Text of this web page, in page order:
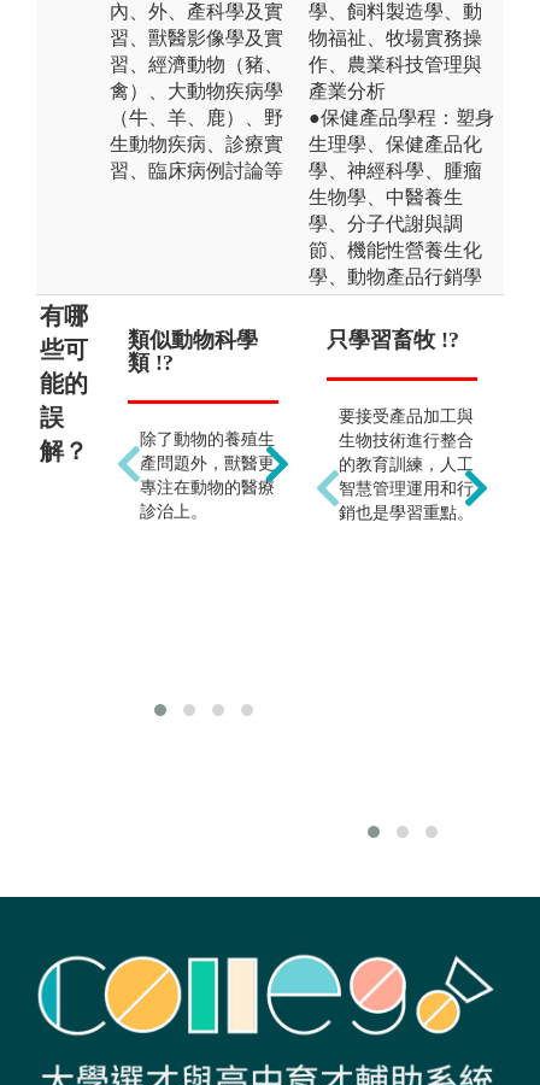
內、外、產科學及實
習、獸醫影像學及實
習、經濟動物（豬、
禽）、大動物疾病學
（牛、羊、鹿）、野
生動物疾病、診療實
習、臨床病例討論等
學、飼料製造學、動
物福祉、牧場實務操
作、農業科技管理與
產業分析
●保健產品學程：塑身
生理學、保健產品化
學、神經科學、腫瘤
生物學、中醫養生
學、分子代謝與調
節、機能性營養生化
學、動物產品行銷學
有哪
些可
能的
誤
解？
類似動物科學
類 !?
除了動物的養殖生
產問題外，獸醫更
專注在動物的醫療
診治上。
只要學習犬貓
治 !?
動物種類眾多，各
種別的動物相關知
識均需涉獵。
只學習畜牧 !?
要接受產品加工與
生物技術進行整合
的教育訓練，人工
智慧管理運用和行
銷也是學習重點。